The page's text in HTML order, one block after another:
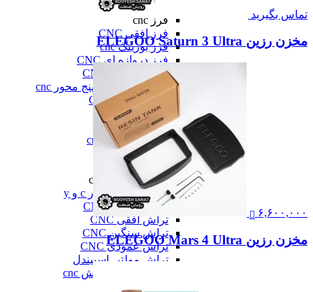
فرز cnc
فرز افقی CNC
فرز بورینگ cnc
فرز دروازه ای CNC
فرز دنده زنی CNC
فرز سه، چهار و پنج محور cnc
فرز عمودی CNC
فرز معمولی cnc
فرز میل ترن
فرز مینیاتوری cnc
همه فرز cnc
دستگاه تراش cnc
دستگاه تراش cnc
تراش cnc با محور c و y
تراش بورینگ CNC
تراش افقی CNC
تراش سنگین CNC
تراش عمودی CNC
تراش مولتی اسپیندل
دستگاه طول تراش cnc
تماس بگیرید
مخزن رزین ELEGOO Saturn 3 Ultra
۶,۶۰۰,۰۰۰
مخزن رزین ELEGOO Mars 4 Ultra